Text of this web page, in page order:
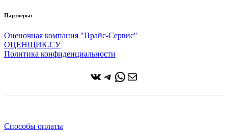
Партнеры:
Оценочная компания "Прайс-Сервис"
ОЦЕНЩИК.СУ
Политика конфиденциальности
ВКонтакте
Telegram
WhatsApp
Почта
Способы оплаты